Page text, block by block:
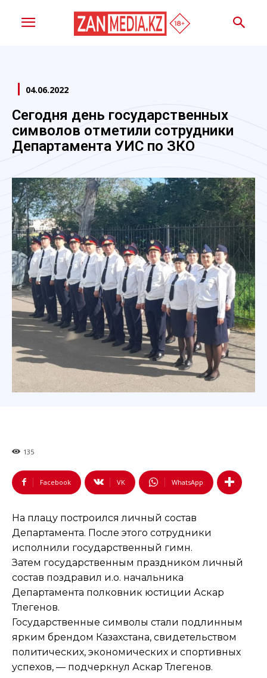
04.06.2022
Сегодня день государственных
символов отметили сотрудники
Департамента УИС по ЗКО
135
Facebook VK WhatsApp
На плацу построился личный состав
Департамента. После этого сотрудники
исполнили государственный гимн.
Затем государственным праздником личный
состав поздравил и.о. начальника
Департамента полковник юстиции Аскар
Тлегенов.
Государственные символы стали подлинным
ярким брендом Казахстана, свидетельством
политических, экономических и спортивных
успехов, — подчеркнул Аскар Тлегенов.